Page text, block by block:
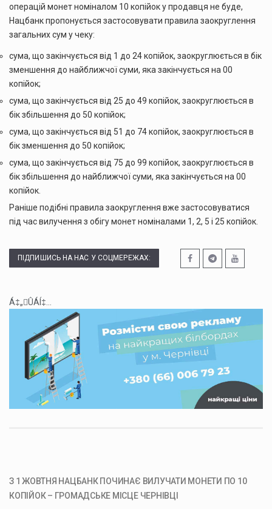
операцій монет номіналом 10 копійок у продавця не буде,
Нацбанк пропонується застосовувати правила заокруглення
загальних сум у чеку:
сума, що закінчується від 1 до 24 копійок, заокруглюється в бік
зменшення до найближчої суми, яка закінчується на 00
копійок;
сума, що закінчується від 25 до 49 копійок, заокруглюється в
бік збільшення до 50 копійок;
сума, що закінчується від 51 до 74 копійок, заокруглюється в
бік зменшення до 50 копійок;
сума, що закінчується від 75 до 99 копійок, заокруглюється в
бік збільшення до найближчої суми, яка закінчується на 00
копійок.
Раніше подібні правила заокруглення вже застосовуватися
під час вилучення з обігу монет номіналами 1, 2, 5 і 25 копійок.
ПІДПИШИСЬ НА НАС У СОЦМЕРЕЖАХ:
Á‡„ÛÁÍ‡...
З 1 ЖОВТНЯ НАЦБАНК ПОЧИНАЄ ВИЛУЧАТИ МОНЕТИ ПО 10
КОПІЙОК – ГРОМАДСЬКЕ МІСЦЕ ЧЕРНІВЦІ